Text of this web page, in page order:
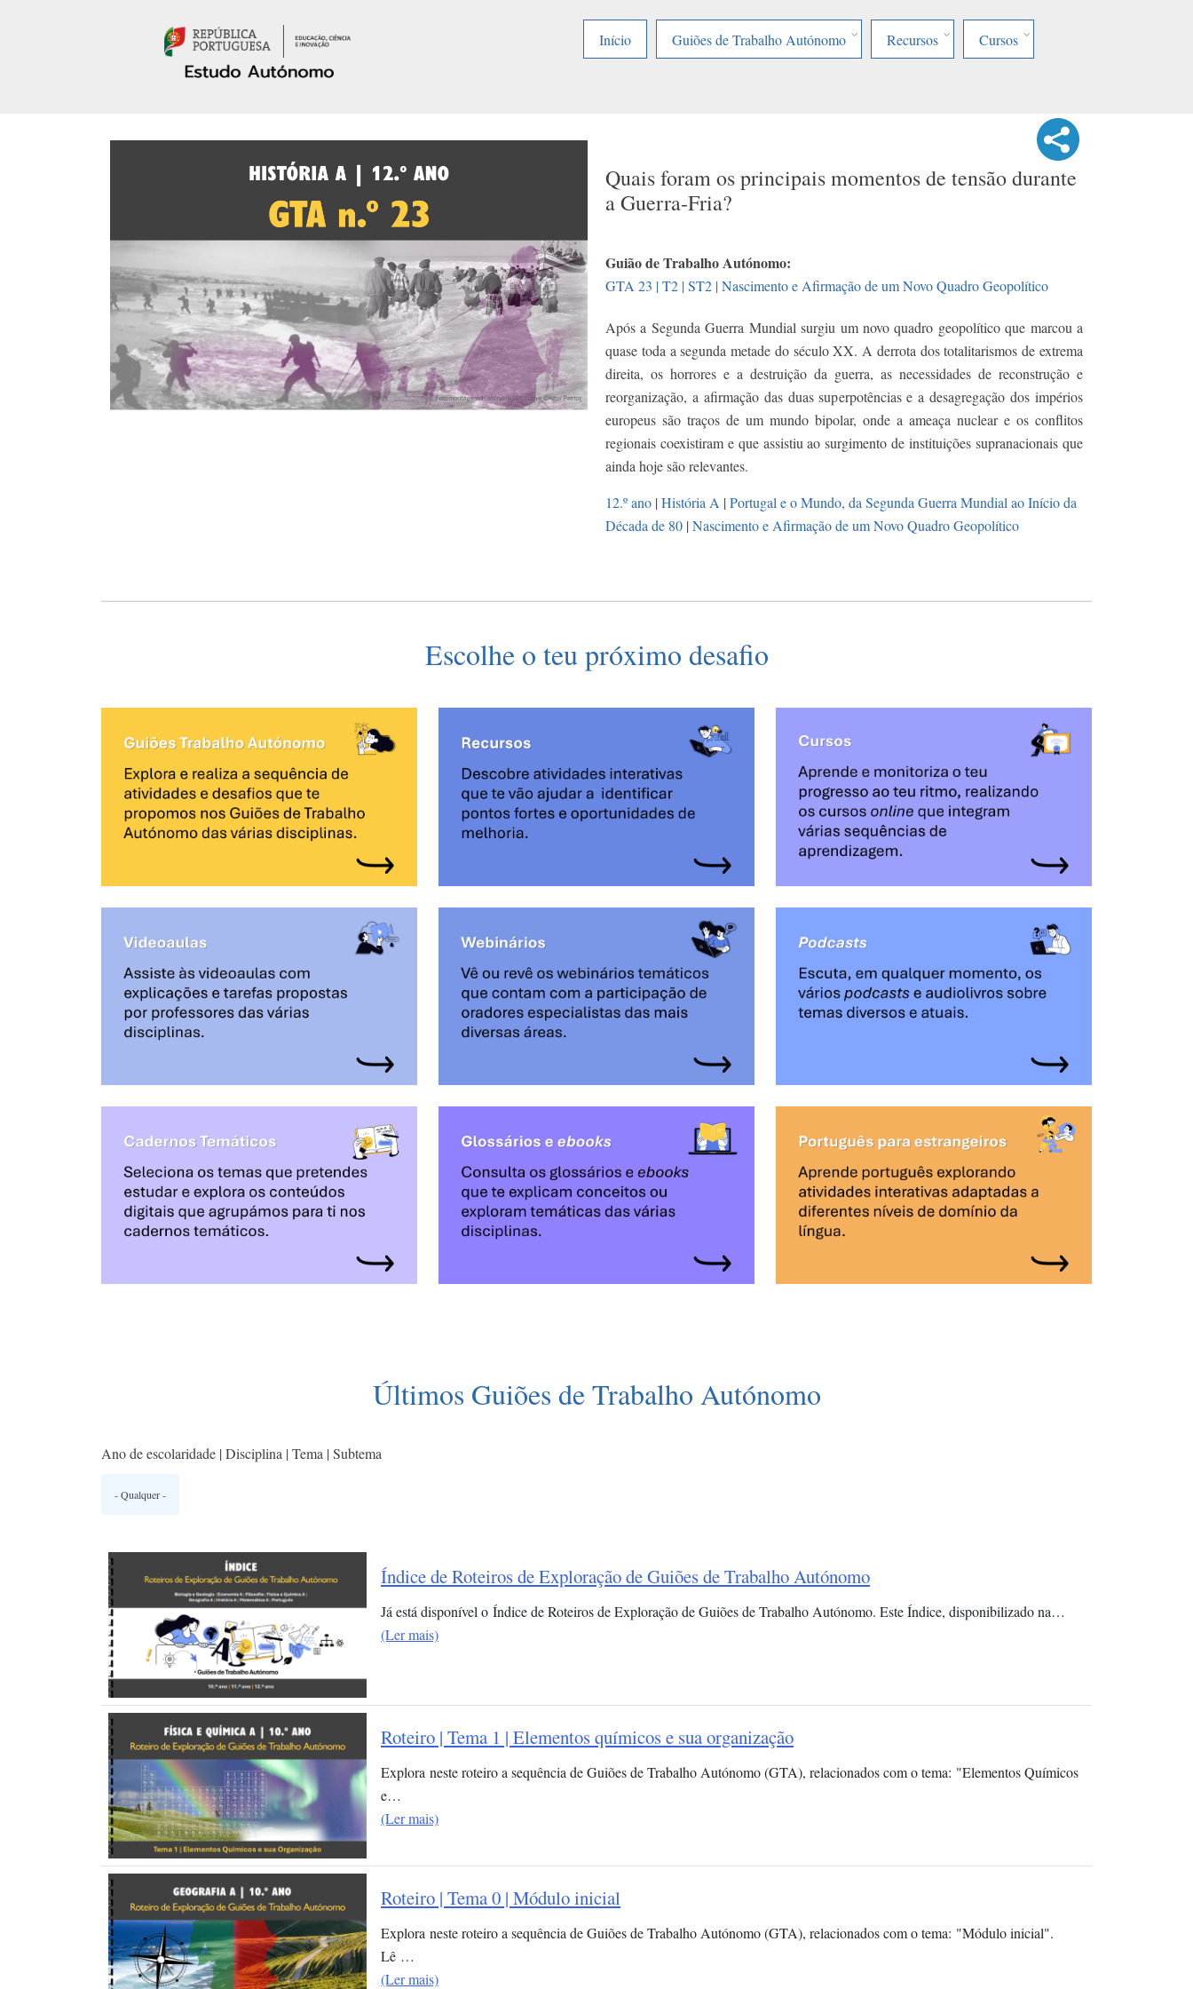
Início
Guiões de Trabalho Autónomo Recursos Cursos
Quais foram os principais momentos de tensão durante
a Guerra-Fria?
Guião de Trabalho Autónomo:
GTA 23 | T2 | ST2 | Nascimento e Afirmação de um Novo Quadro Geopolítico
Após a Segunda Guerra Mundial surgiu um novo quadro geopolítico que marcou a
quase toda a segunda metade do século XX. A derrota dos totalitarismos de extrema
direita, os horrores e a destruição da guerra, as necessidades de reconstrução e
reorganização, a afirmação das duas superpotências e a desagregação dos impérios
europeus são traços de um mundo bipolar, onde a ameaça nuclear e os conflitos
regionais coexistiram e que assistiu ao surgimento de instituições supranacionais que
ainda hoje são relevantes.
12.º ano |História A |Portugal e o Mundo, da Segunda Guerra Mundial ao Início da
Década de 80 |Nascimento e Afirmação de um Novo Quadro Geopolítico
Escolhe o teu próximo desafio
Últimos Guiões de Trabalho Autónomo
Ano de escolaridade | Disciplina | Tema | Subtema
Índice de Roteiros de Exploração de Guiões de Trabalho Autónomo
Já está disponível o Índice de Roteiros de Exploração de Guiões de Trabalho Autónomo. Este Índice, disponibilizado na…
(Ler mais)
Roteiro | Tema 1 | Elementos químicos e sua organização​
Explora neste roteiro a sequência de Guiões de Trabalho Autónomo (GTA), relacionados com o tema: "Elementos Químicos
e…
(Ler mais)
Roteiro | Tema 0 | Módulo inicial
Explora neste roteiro a sequência de Guiões de Trabalho Autónomo (GTA), relacionados com o tema: "Módulo inicial".
Lê …
(Ler mais)